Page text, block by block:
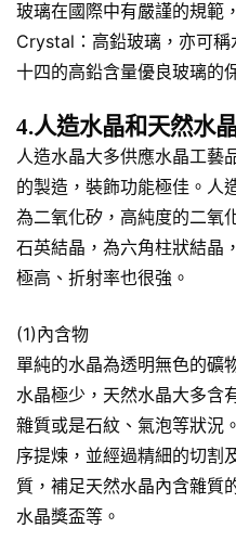
玻璃在國際中有嚴謹的規範
Crystal：高鉛玻璃，亦可
十四的高鉛含量優良玻璃的
4.人造水晶和天然水
人造水晶大多供應水晶工藝
的製造，裝飾功能極佳。人
為二氧化矽，高純度的二氧
石英結晶，為六角柱狀結晶
極高、折射率也很強。
(1)內含物
單純的水晶為透明無色的礦
水晶極少，天然水晶大多含
雜質或是石紋、氣泡等狀況
序提煉，並經過精細的切割
質，補足天然水晶內含雜質
水晶獎盃等。